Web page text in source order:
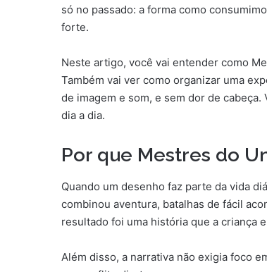
só no passado: a forma como
forte.
Neste artigo, você vai entender como
Também vai ver como organizar uma
de imagem e som, e sem dor de
dia a dia.
Por que Mestres do
Quando um desenho faz parte da vida
combinou aventura, batalhas de fácil
resultado foi uma história que a criança
Além disso, a narrativa não exigia foco